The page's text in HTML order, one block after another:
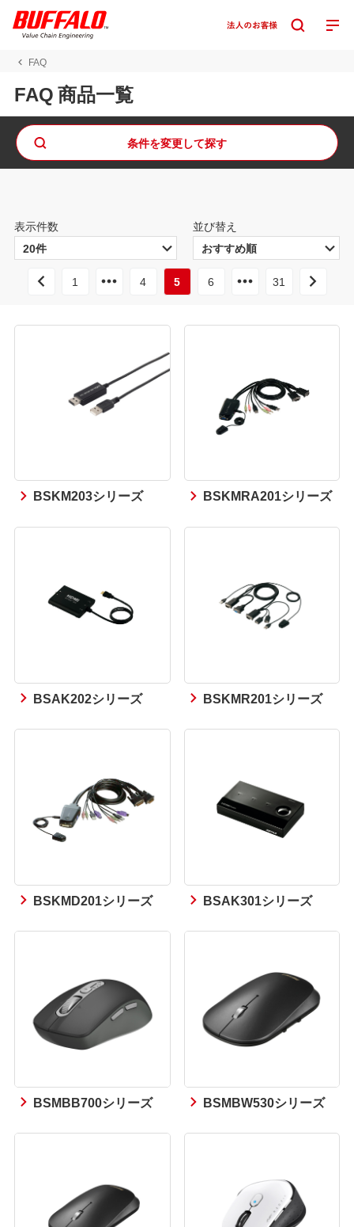
FAQ
FAQ 商品一覧
条件を変更して探す
表示件数 並び替え
1 4 5 6 31
BSKM203シリーズ BSKMRA201シリーズ
BSAK202シリーズ BSKMR201シリーズ
BSKMD201シリーズ BSAK301シリーズ
BSMBB700シリーズ BSMBW530シリーズ